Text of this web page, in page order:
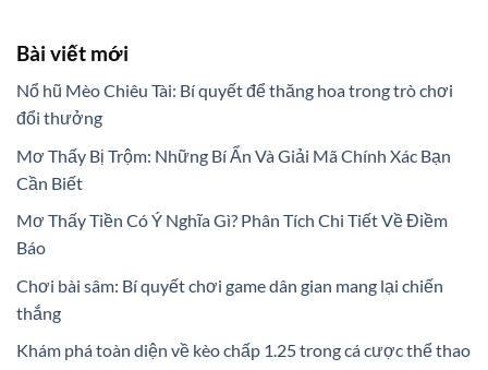
Bài viết mới
Nổ hũ Mèo Chiêu Tài: Bí quyết để thăng hoa trong trò chơi
đổi thưởng
Mơ Thấy Bị Trộm: Những Bí Ẩn Và Giải Mã Chính Xác Bạn
Cần Biết
Mơ Thấy Tiền Có Ý Nghĩa Gì? Phân Tích Chi Tiết Về Điềm
Báo
Chơi bài sâm: Bí quyết chơi game dân gian mang lại chiến
thắng
Khám phá toàn diện về kèo chấp 1.25 trong cá cược thể thao